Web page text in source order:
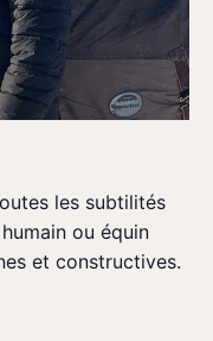
les subtilités
ou équin
et constructives.